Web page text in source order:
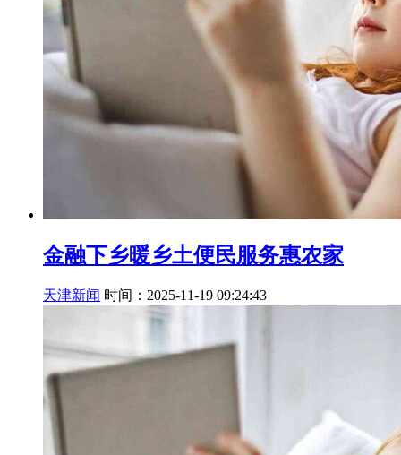
金融下乡暖乡土便民服务惠农家
天津新闻 时间：2025-11-19 09:24:43